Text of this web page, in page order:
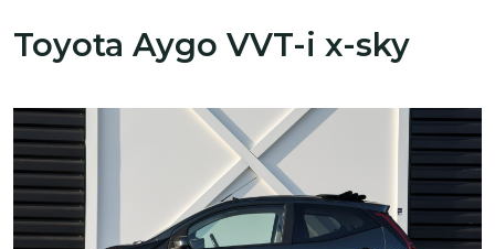
Toyota Aygo VVT-i x-sky